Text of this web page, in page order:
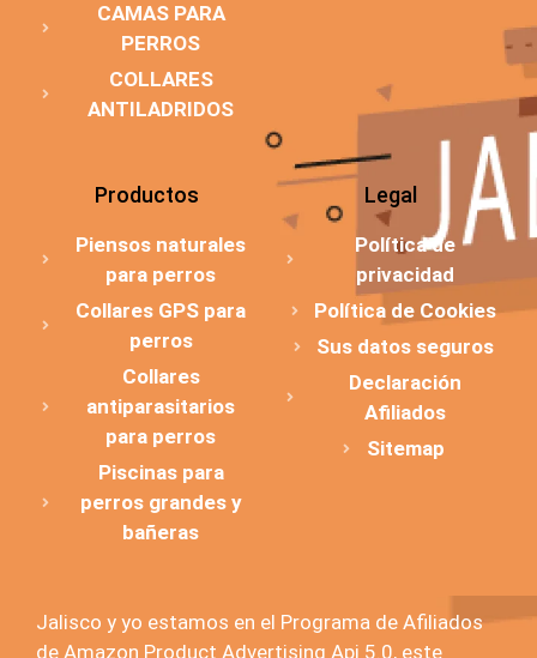
CAMAS PARA
PERROS
COLLARES
ANTILADRIDOS
Productos
Piensos naturales
para perros
Collares GPS para
perros
Collares
antiparasitarios
para perros
Piscinas para
perros grandes y
bañeras
Legal
Política de
privacidad
Política de Cookies
Sus datos seguros
Declaración
Afiliados
Sitemap
Jalisco y yo estamos en el Programa de Afiliados
de Amazon Product Advertising Api 5.0, este